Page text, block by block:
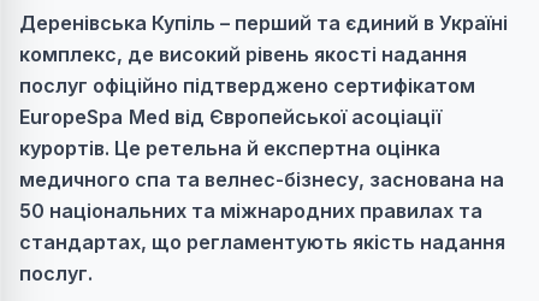
Деренівська Купіль – перший та єдиний в Україні
комплекс, де високий рівень якості надання
послуг офіційно підтверджено сертифікатом
EuropeSpa Med від Європейської асоціації
курортів. Це ретельна й експертна оцінка
медичного спа та велнес-бізнесу, заснована на
50 національних та міжнародних правилах та
стандартах, що регламентують якість надання
послуг.